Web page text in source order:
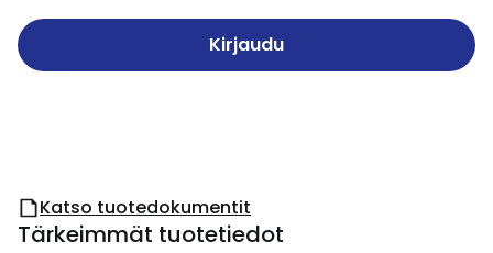
Kirjaudu
Katso tuotedokumentit
Tärkeimmät tuotetiedot